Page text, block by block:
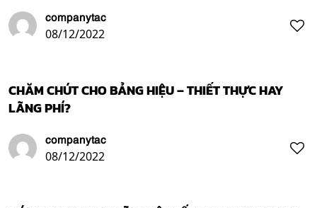
companytac
08/12/2022
CHĂM CHÚT CHO BẢNG HIỆU – THIẾT THỰC HAY
LÃNG PHÍ?
companytac
08/12/2022